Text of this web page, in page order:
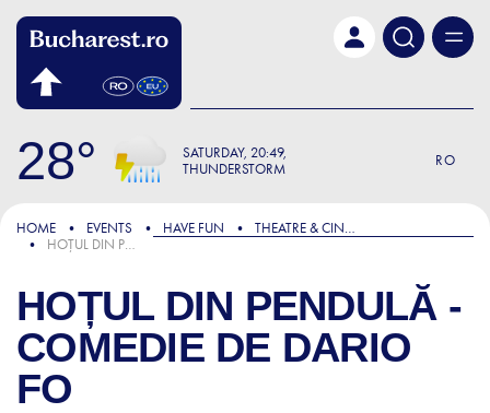
28 SATURDAY 20:49
THUNDERSTORM
RO
HOME EVENTS HAVE FUN
THEATRE & CINEMA
HOȚUL DIN PENDULĂ - COMEDIE DE DARIO FO
HOȚUL DIN PENDULĂ -
COMEDIE DE DARIO
FO